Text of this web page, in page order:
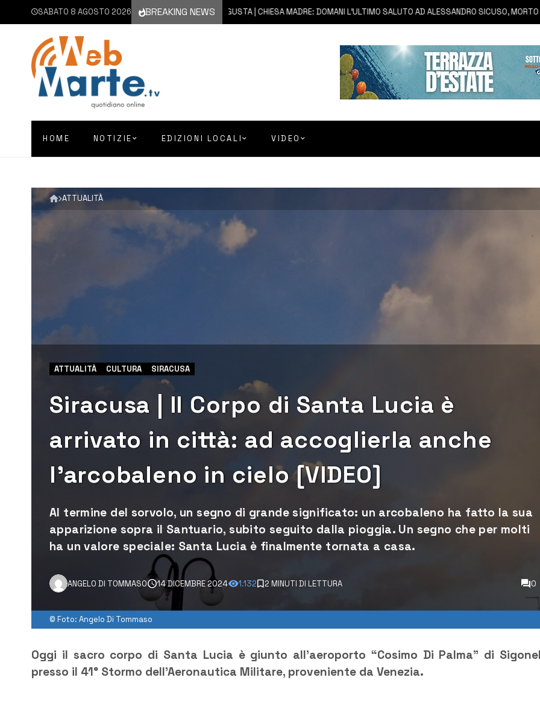
SABATO 8 AGOSTO 2026 BREAKING NEWS
8 AGOSTO 2026 AUGUSTA | CHIESA MADRE: DOMANI L’ULTIMO SALUTO AD ALESSANDRO SICUSO, MORTO IN UN
HOME NOTIZIE EDIZIONI LOCALI VIDEO
ATTUALITÀ
© Foto: Angelo Di Tommaso
ATTUALITÀ CULTURA SIRACUSA
Siracusa | Il Corpo di Santa Lucia è
arrivato in città: ad accoglierla anche
l’arcobaleno in cielo [VIDEO]
Al termine del sorvolo, un segno di grande significato: un arcobaleno ha fatto la sua
apparizione sopra il Santuario, subito seguito dalla pioggia. Un segno che per molti
ha un valore speciale: Santa Lucia è finalmente tornata a casa.
ANGELO DI TOMMASO 14 DICEMBRE 2024 1.132 2 MINUTI DI LETTURA 0
Oggi il sacro corpo di Santa Lucia è giunto all’aeroporto “Cosimo Di Palma” di
presso il 41° Stormo dell’Aeronautica Militare, proveniente da Venezia.